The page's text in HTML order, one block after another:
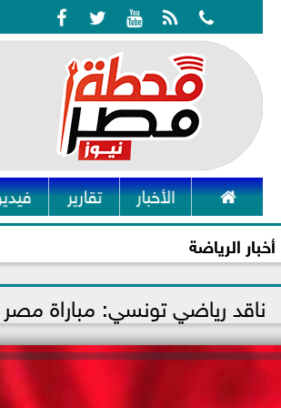
    
 الأخبار تقارير
أخبار الرياضة
ناقد رياضي تونسي: مباراة